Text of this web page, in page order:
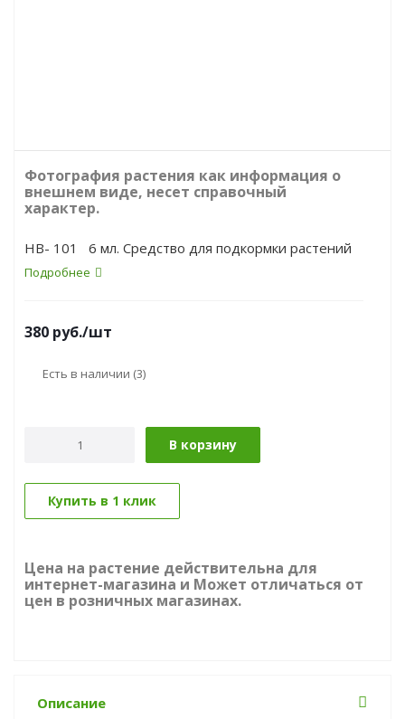
Фотография растения как информация о
внешнем виде, несет справочный
характер.
HB- 101 6 мл. Средство для подкормки растений
Подробнее
380 руб./шт
Есть в наличии (3)
В корзину
Купить в 1 клик
Цена на растение действительна для
интернет-магазина и Может отличаться от
цен в розничных магазинах.
Описание